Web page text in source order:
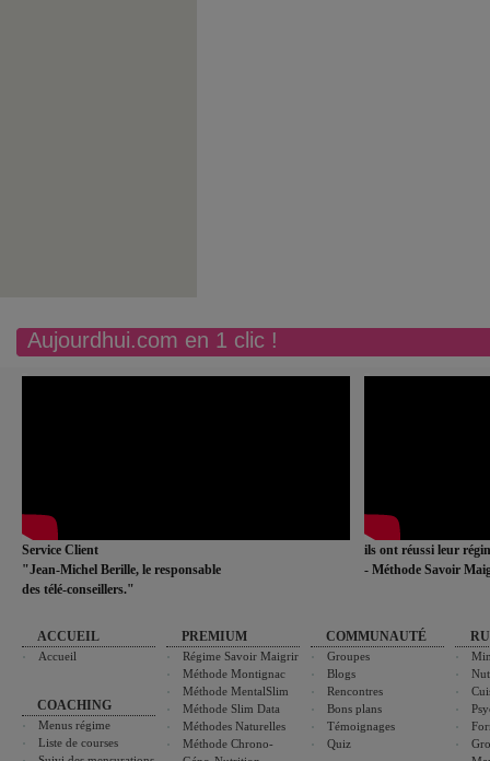
Aujourdhui.com en 1 clic !
Service Client
"Jean-Michel Berille, le responsable
des télé-conseillers."
ils ont réussi leur
- Méthode Savoir
ACCUEIL
Accueil
COACHING
Menus régime
Liste de courses
PREMIUM
Régime Savoir Maigrir
Méthode Montignac
Méthode MentalSlim
Méthode Slim Data
Méthodes Naturelles
Méthode Chrono-
COMMUNAUTÉ
Groupes
Blogs
Rencontres
Bons plans
Témoignages
Quiz